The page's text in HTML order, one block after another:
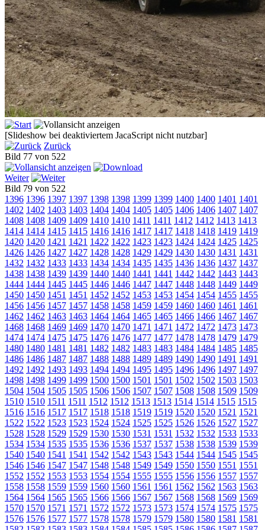
[Slideshow bei deaktiviertem JacaScript nicht nutzbar]
Zurück
Bild 77 von 522
Weiter
Bild 79 von 522
1396 1396 1397 1397 1398 1398 1399 1399 1400 1400 1401 1401
1402 1402 1403 1403 1404 1404 1405 1405 1406 1406 1407 1407
1408 1408 1409 1409 1410 1410 1411 1411 1412 1412 1413 1413
1414 1414 1415 1415 1416 1416 1417 1417 1418 1418 1419 1419
1420 1420 1421 1421 1422 1422 1423 1423 1424 1424 1425 1425
1426 1426 1427 1427 1428 1428 1429 1429 1430 1430 1431 1431
1432 1432 1433 1433 1434 1434 1435 1435 1436 1436 1437 1437
1438 1438 1439 1439 1440 1440 1441 1441 1442 1442 1443 1443
1444 1444 1445 1445 1446 1446 1447 1447 1448 1448 1449 1449
1450 1450 1451 1451 1452 1452 1453 1453 1454 1454 1455 1455
1456 1456 1457 1457 1458 1458 1459 1459 1460 1460 1461 1461
1462 1462 1463 1463 1464 1464 1465 1465 1466 1466 1467 1467
1468 1468 1469 1469 1470 1470 1471 1471 1472 1472 1473 1473
1474 1474 1475 1475 1476 1476 1477 1477 1478 1478 1479 1479
1480 1480 1481 1481 1482 1482 1483 1483 1484 1484 1485 1485
1486 1486 1487 1487 1488 1488 1489 1489 1490 1490 1491 1491
1492 1492 1493 1493 1494 1494 1495 1495 1496 1496 1497 1497
1498 1498 1499 1499 1500 1500 1501 1501 1502 1502 1503 1503
1504 1504 1505 1505 1506 1506 1507 1507 1508 1508 1509 1509
1510 1510 1511 1511 1512 1512 1513 1513 1514 1514 1515 1515
1516 1516 1517 1517 1518 1518 1519 1519 1520 1520 1521 1521
1522 1522 1523 1523 1524 1524 1525 1525 1526 1526 1527 1527
1528 1528 1529 1529 1530 1530 1531 1531 1532 1532 1533 1533
1534 1534 1535 1535 1536 1536 1537 1537 1538 1538 1539 1539
1540 1540 1541 1541 1542 1542 1543 1543 1544 1544 1545 1545
1546 1546 1547 1547 1548 1548 1549 1549 1550 1550 1551 1551
1552 1552 1553 1553 1554 1554 1555 1555 1556 1556 1557 1557
1558 1558 1559 1559 1560 1560 1561 1561 1562 1562 1563 1563
1564 1564 1565 1565 1566 1566 1567 1567 1568 1568 1569 1569
1570 1570 1571 1571 1572 1572 1573 1573 1574 1574 1575 1575
1576 1576 1577 1577 1578 1578 1579 1579 1580 1580 1581 1581